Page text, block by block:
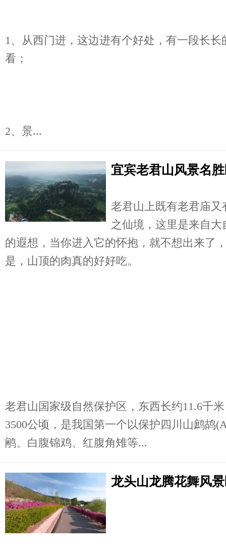
1、从西门进，这边进有个好处，有一段长
看；
2、景...
宜宾老君山风景名
老君山上既有老君庙
之仙境，这里是来自
的遐想，当你进入它的怀抱，就不想出来了
是，山顶的肉真的好好吃。
老君山国家级自然保护区，东西长约11.6千
3500公顷，是我国第一个以保护四川山鹧鸪
鹇、白腹锦鸡、红腹角雉等...
龙头山龙腾花舞风